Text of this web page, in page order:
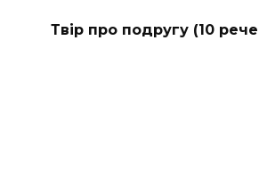
Твір про подругу (10